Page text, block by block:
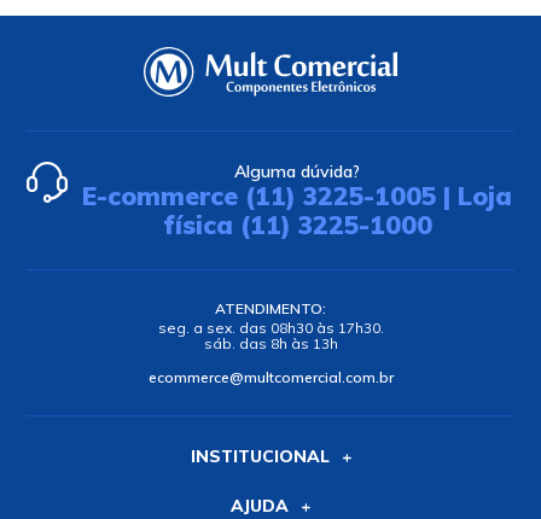
Alguma dúvida?
E-commerce (11) 3225-1005 | Loja
física (11) 3225-1000
ATENDIMENTO:
seg. a sex. das 08h30 às 17h30.
sáb. das 8h às 13h
ecommerce@multcomercial.com.br
INSTITUCIONAL
AJUDA